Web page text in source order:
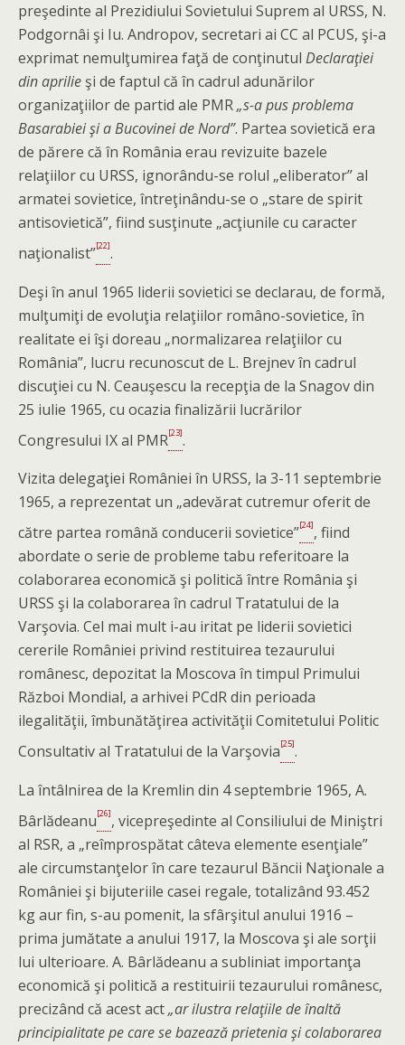
preşedinte al Prezidiului Sovietului Suprem al URSS, N.
Podgornâi şi Iu. Andropov, secretari ai CC al PCUS, şi-a
exprimat nemulţumirea faţă de conţinutul Declaraţiei
din aprilie şi de faptul că în cadrul adunărilor
organizaţiilor de partid ale PMR„s-a pus problema
Basarabiei şi a Bucovinei de Nord”. Partea sovietică era
de părere că în România erau revizuite bazele
relaţiilor cu URSS, ignorându-se rolul „eliberator” al
armatei sovietice, întreţinându-se o „stare de spirit
antisovietică”, fiind susţinute „acţiunile cu caracter
naţionalist”[22].
Deşi în anul 1965 liderii sovietici se declarau, de formă,
mulţumiţi de evoluţia relaţiilor româno-sovietice, în
realitate ei îşi doreau „normalizarea relaţiilor cu
România”, lucru recunoscut de L. Brejnev în cadrul
discuţiei cu N. Ceauşescu la recepţia de la Snagov din
25 iulie 1965, cu ocazia finalizării lucrărilor
Congresului IX al PMR[23].
Vizita delegaţiei României în URSS, la 3-11 septembrie
1965, a reprezentat un „adevărat cutremur oferit de
către partea română conducerii sovietice”[24], fiind
abordate o serie de probleme tabu referitoare la
colaborarea economică şi politică între România şi
URSS şi la colaborarea în cadrul Tratatului de la
Varşovia. Cel mai mult i-au iritat pe liderii sovietici
cererile României privind restituirea tezaurului
românesc, depozitat la Moscova în timpul Primului
Război Mondial, a arhivei PCdR din perioada
ilegalităţii, îmbunătăţirea activităţii Comitetului Politic
Consultativ al Tratatului de la Varşovia[25].
La întâlnirea de la Kremlin din 4 septembrie 1965, A.
Bârlădeanu[26], vicepre­şedinte al Consiliului de Miniştri
al RSR, a „reîmprospătat câteva elemente esenţiale”
ale circumstanţelor în care tezaurul Băncii Naţionale a
României şi bijuteriile casei regale, totalizând 93.452
kg aur fin, s-au pomenit, la sfârşitul anului 1916 –
prima jumătate a anului 1917, la Moscova şi ale sorţii
lui ulterioare. A. Bârlădeanu a subliniat importanţa
economică şi politică a restituirii tezaurului românesc,
precizând că acest act„ar ilustra relaţiile de înaltă
principialitate pe care se bazează prietenia şi colaborarea